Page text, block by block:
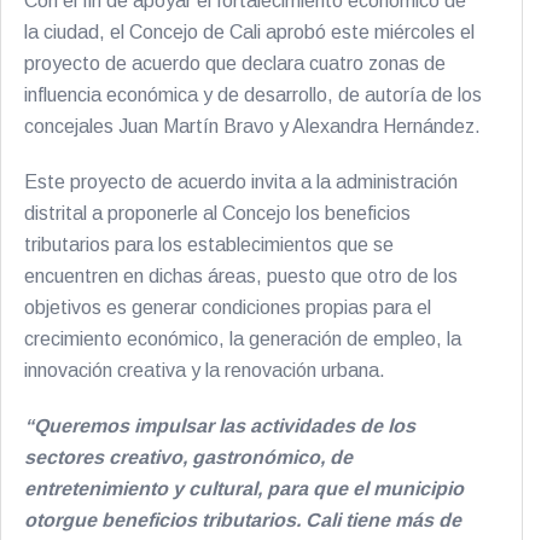
la ciudad, el Concejo de Cali aprobó este miércoles el
proyecto de acuerdo que declara cuatro zonas de
influencia económica y de desarrollo, de autoría de los
concejales Juan Martín Bravo y Alexandra Hernández.
Este proyecto de acuerdo invita a la administración
distrital a proponerle al Concejo los beneficios
tributarios para los establecimientos que se
encuentren en dichas áreas, puesto que otro de los
objetivos es generar condiciones propias para el
crecimiento económico, la generación de empleo, la
innovación creativa y la renovación urbana.
“Queremos impulsar las actividades de los
sectores creativo, gastronómico, de
entretenimiento y cultural, para que el municipio
otorgue beneficios tributarios. Cali tiene más de